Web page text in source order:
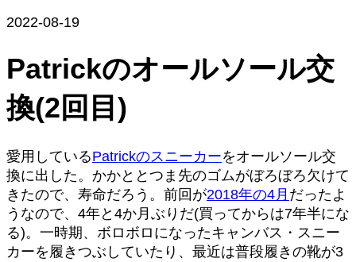
2022-08-19
Patrickのオールソール交
換(2回目)
愛用しているPatrickのスニーカーをオールソール交
換に出した。かかととつま先のゴムがぼろぼろ欠けて
きたので、寿命だろう。前回が2018年の4月 だったよ
うなので、4年と4か月ぶりだ(買ってからは7年半にな
る)。一時期、ボロボロになったキャンバス・スニー
カーを履きつぶしていたり、最近は普段履きの靴が3